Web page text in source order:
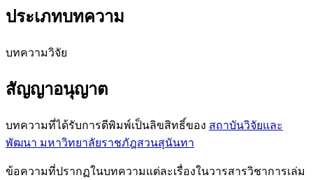
ประเภทบทความ
บทความวิจัย
สัญญาอนุญาต
บทความที่ได้รับการตีพิมพ์เป็นลิขสิทธิ์ของ สถาบันวิจัยและ
พัฒนา มหาวิทยาลัยราชภัฎสวนสุนันทา
ข้อความที่ปรากฏในบทความแต่ละเรื่องในวารสารวิชาการเล่ม